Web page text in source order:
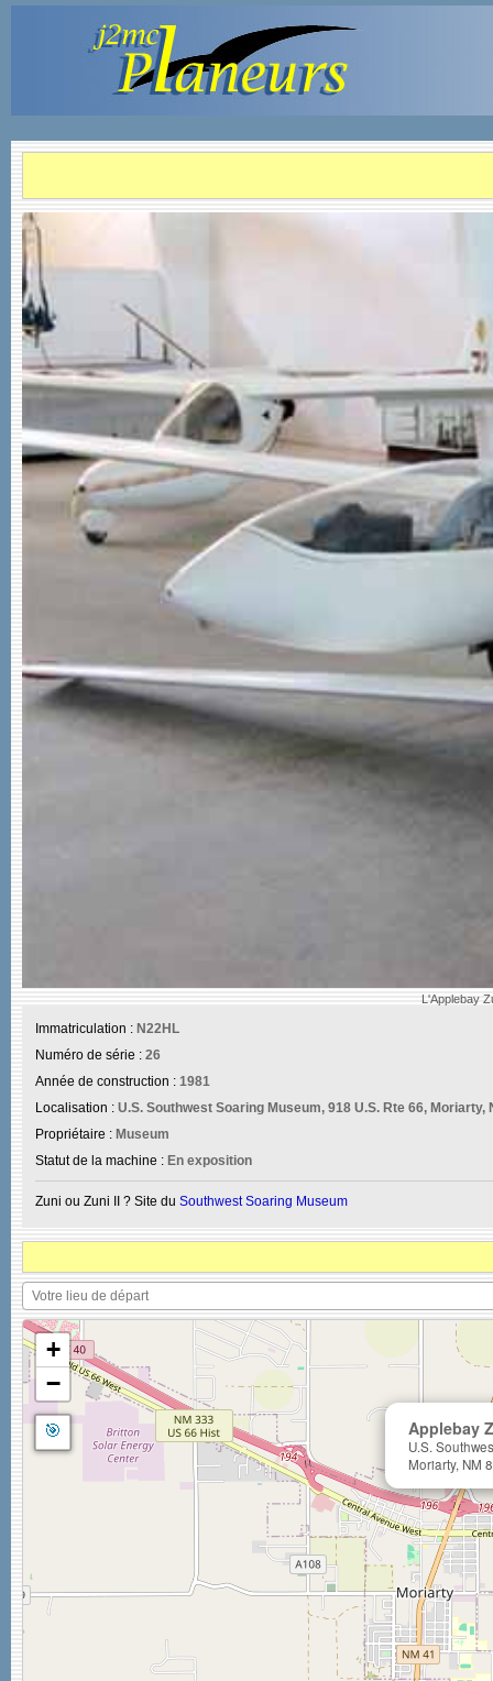
L'Applebay
Immatriculation : N22HL
Numéro de série : 26
Année de construction : 1981
Localisation : U.S. Southwest Soaring Museum, 918 U.S. Rte 66, Moriarty,
Propriétaire : Museum
Statut de la machine : En exposition
Zuni ou Zuni II ? Site du Southwest Soaring Museum
Applebay
U.S.
Moriarty, NM
+
−
🎯